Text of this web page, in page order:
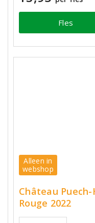
Fles
Alleen in
webshop
Château
Rouge 2022